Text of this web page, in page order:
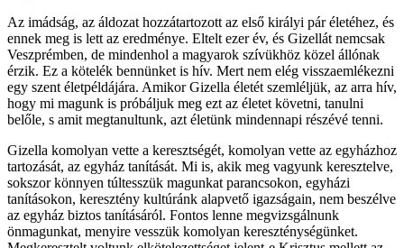
Az imádság, az áldozat hozzátartozott az első királyi pár életéhez, és
ennek meg is lett az eredménye. Eltelt ezer év, és Gizellát nemcsak
Veszprémben, de mindenhol a magyarok szívükhöz közel állónak
érzik. Ez a kötelék bennünket is hív. Mert nem elég visszaemlékezni
egy szent életpéldájára. Amikor Gizella életét szemléljük, az arra hív,
hogy mi magunk is próbáljuk meg ezt az életet követni, tanulni
belőle, s amit megtanultunk, azt életünk mindennapi részévé tenni.
Gizella komolyan vette a keresztségét, komolyan vette az egyházhoz
tartozását, az egyház tanítását. Mi is, akik meg vagyunk keresztelve,
sokszor könnyen túltesszük magunkat parancsokon, egyházi
tanításokon, keresztény kultúránk alapvető igazságain, nem beszélve
az egyház biztos tanításáról. Fontos lenne megvizsgálnunk
önmagunkat, menyire vesszük komolyan kereszténységünket.